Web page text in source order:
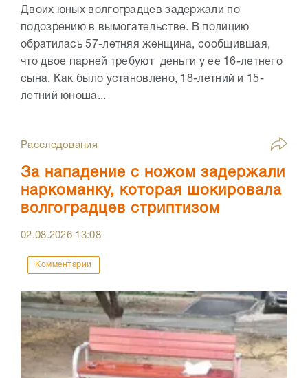
Двоих юных волгоградцев задержали по
подозрению в вымогательстве. В полицию
обратилась 57-летняя женщина, сообщившая,
что двое парней требуют деньги у ее 16-летнего
сына. Как было установлено, 18-летний и 15-
летний юноша...
Расследования
За нападение с ножом задержали
наркоманку, которая шокировала
волгоградцев стриптизом
02.08.2026 13:08
Комментарии